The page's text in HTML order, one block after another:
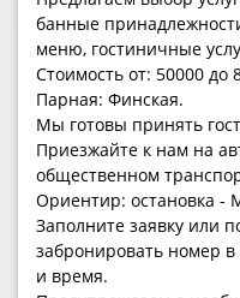
банные
меню, гостиничные
Стоимость от: 50000 до
Парная: Финская.
Мы готовы принять
Приезжайте к нам на
общественном
Ориентир: остановка -
Заполните заявку или
забронировать номер
и время.